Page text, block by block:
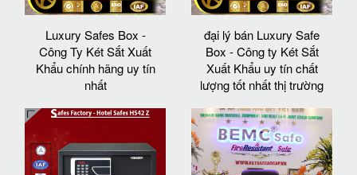
Luxury Safes Box -
Công Ty Két Sắt Xuất
Khẩu chính hãng uy tín
nhất
đại lý bán Luxury Safe
Box - Công ty Két Sắt
Xuất Khẩu uy tín chất
lượng tốt nhất thị trường